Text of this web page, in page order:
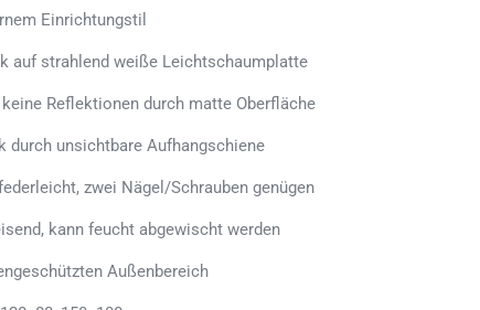
Einrichtungstil
auf strahlend weiße Leichtschaumplatte
Reflektionen durch matte Oberfläche
durch unsichtbare Aufhangschiene
zwei Nägel/Schrauben genügen
kann feucht abgewischt werden
Außenbereich